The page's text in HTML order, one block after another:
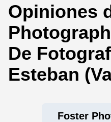
Opiniones
De
Esteban
Foster